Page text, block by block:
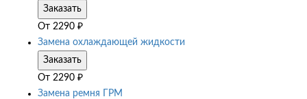
Заказать
От 2290 ₽
Замена охлаждающей жидкости
Заказать
От 2290 ₽
Замена ремня ГРМ